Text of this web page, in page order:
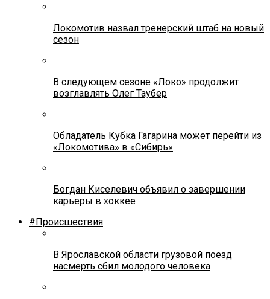
Локомотив назвал тренерский штаб на новый
сезон
В следующем сезоне «Локо» продолжит
возглавлять Олег Таубер
Обладатель Кубка Гагарина может перейти из
«Локомотива» в «Сибирь»
Богдан Киселевич объявил о завершении
карьеры в хоккее
#Происшествия
В Ярославской области грузовой поезд
насмерть сбил молодого человека